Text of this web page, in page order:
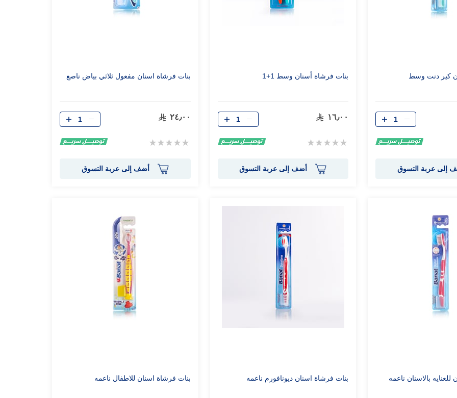
كير دنت وسط
الكمية
إلى عربة التسوق
بنات فرشاة أسنان وسط 1+1
١٦٫٠٠
Rating:
الكمية
أضف إلى عربة التسوق
بنات فرشاة اسنان مفعول ثلاثي بياض ناصع
٢٤٫٠٠
Rating:
الكمية
أضف إلى عربة التسوق
بالاسنان ناعمه بنات فرشاة اسنان ديونافورم ناعمه بنات فرشاة اسنان للاطفال ناعمه